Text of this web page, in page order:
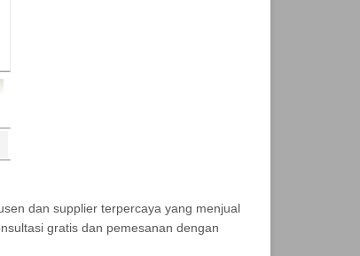
dan supplier terpercaya yang menjual
gratis dan pemesanan dengan